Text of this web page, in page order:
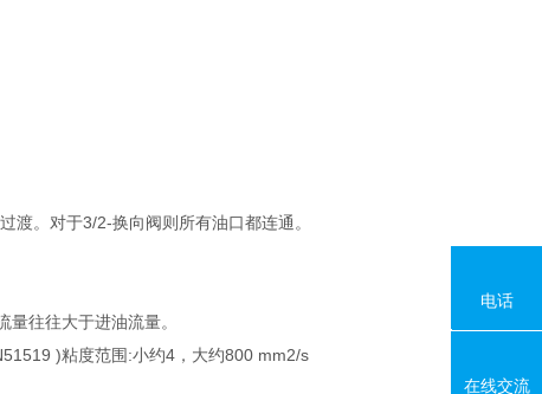
渡。对于3/2-换向阀则所有油口都连通。
往往大于进油流量。
)粘度范围:小约4，大约800 mm2/s
电话
在线交流